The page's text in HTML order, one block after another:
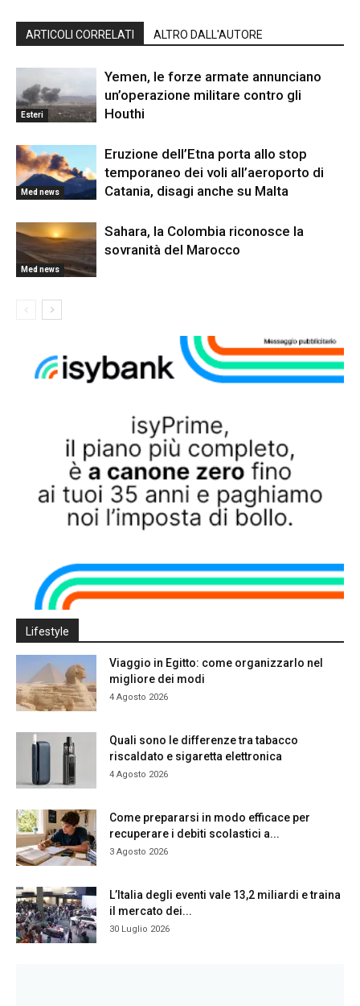
ARTICOLI CORRELATI ALTRO DALL'AUTORE
Esteri
Yemen, le forze armate annunciano
un’operazione militare contro gli
Houthi
Med news
Eruzione dell’Etna porta allo stop
temporaneo dei voli all’aeroporto di
Catania, disagi anche su Malta
Med news
Sahara, la Colombia riconosce la
sovranità del Marocco
Lifestyle
Viaggio in Egitto: come organizzarlo nel
migliore dei modi
4 Agosto 2026
Quali sono le differenze tra tabacco
riscaldato e sigaretta elettronica
4 Agosto 2026
Come prepararsi in modo efficace per
recuperare i debiti scolastici a...
3 Agosto 2026
L’Italia degli eventi vale 13,2 miliardi e traina
il mercato dei...
30 Luglio 2026